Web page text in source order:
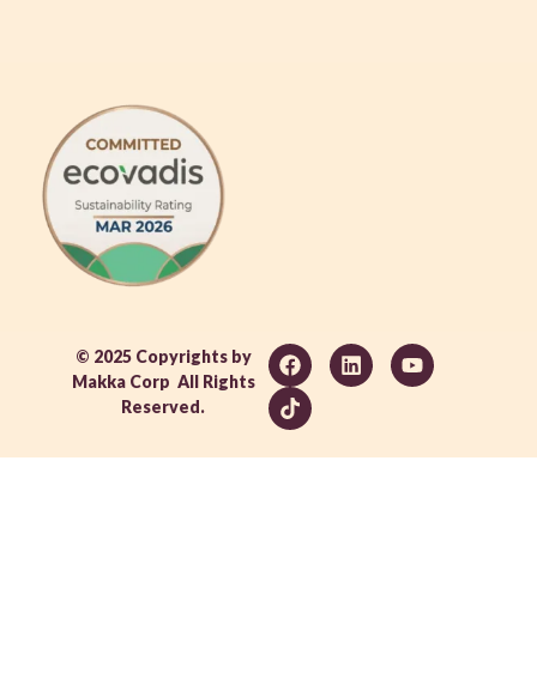
© 2025 Copyrights by
Makka Corp All Rights
Reserved.